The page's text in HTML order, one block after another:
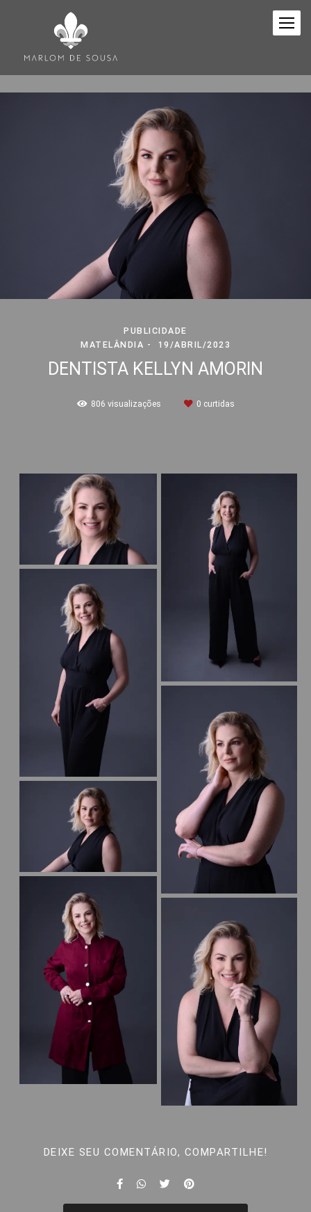
PUBLICIDADE
MATELÂNDIA
19/ABRIL/2023
DENTISTA KELLYN AMORIN
806 visualizações 0 curtidas
DEIXE SEU COMENTÁRIO, COMPARTILHE!